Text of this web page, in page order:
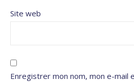
Site web
Enregistrer mon nom, mon e-mail